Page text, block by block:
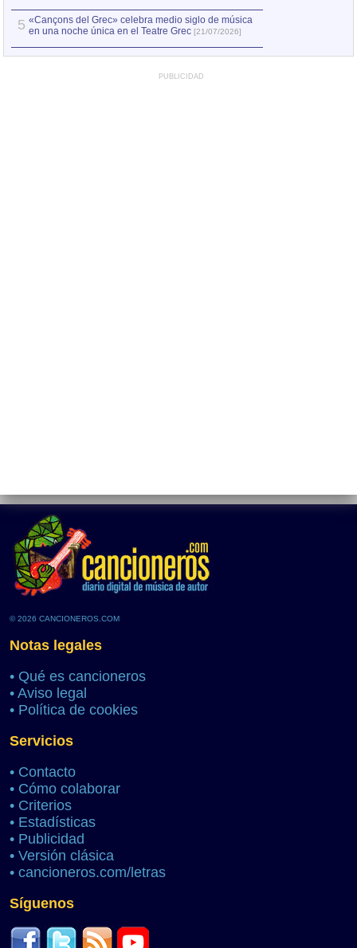
5 «Cançons del Grec» celebra medio siglo de música
en una noche única en el Teatre Grec [21/07/2026]
PUBLICIDAD
© 2026 CANCIONEROS.COM
Notas legales
• Qué es cancioneros
• Aviso legal
• Política de cookies
Servicios
• Contacto
• Cómo colaborar
• Criterios
• Estadísticas
• Publicidad
• Versión clásica
• cancioneros.com/letras
Síguenos